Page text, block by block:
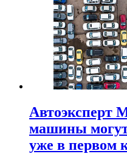
Автоэксперт
машины
уже в первом